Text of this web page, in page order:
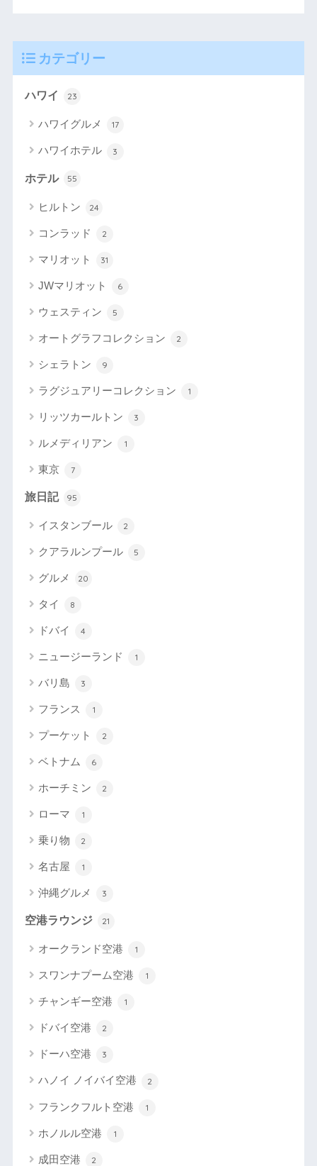
カテゴリー
ハワイ 23
ハワイグルメ 17
ハワイホテル 3
ホテル 55
ヒルトン 24
コンラッド 2
マリオット 31
JWマリオット 6
ウェスティン 5
オートグラフコレクション 2
シェラトン 9
ラグジュアリーコレクション 1
リッツカールトン 3
ルメディリアン 1
東京 7
旅日記 95
イスタンブール 2
クアラルンプール 5
グルメ 20
タイ 8
ドバイ 4
ニュージーランド 1
バリ島 3
フランス 1
プーケット 2
ベトナム 6
ホーチミン 2
ローマ 1
乗り物 2
名古屋 1
沖縄グルメ 3
空港ラウンジ 21
オークランド空港 1
スワンナプーム空港 1
チャンギー空港 1
ドバイ空港 2
ドーハ空港 3
ハノイ ノイバイ空港 2
フランクフルト空港 1
ホノルル空港 1
成田空港 2